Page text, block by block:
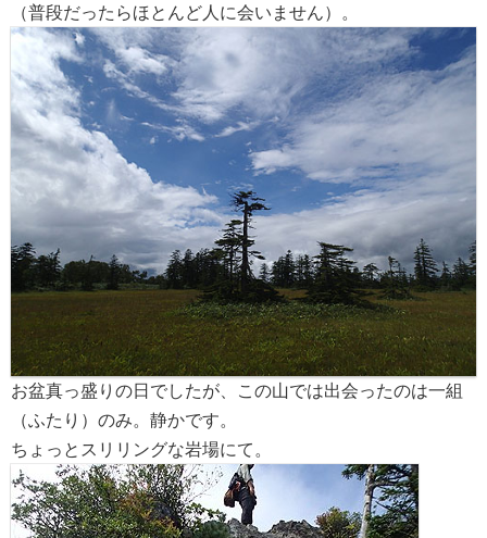
（普段だったらほとんど人に会いません）。
お盆真っ盛りの日でしたが、この山では出会ったのは一組
（ふたり）のみ。静かです。
ちょっとスリリングな岩場にて。